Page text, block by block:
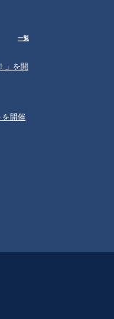
一覧
」を開
を開催